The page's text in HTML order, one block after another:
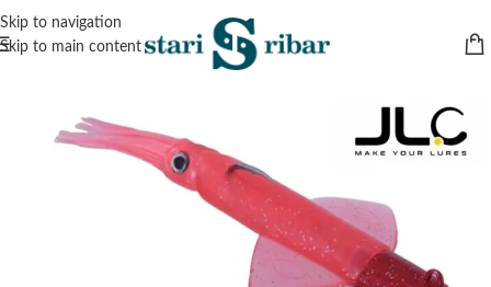
Skip to navigation
Skip to main content